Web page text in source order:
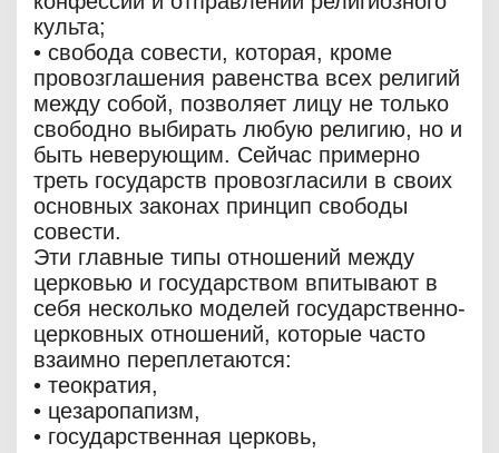
культа;
• свобода совести, которая, кроме
провозглашения равенства всех религий
между собой, позволяет лицу не только
свободно выбирать любую религию, но и
быть неверующим. Сейчас примерно
треть государств провозгласили в своих
основных законах принцип свободы
совести.
Эти главные типы отношений между
церковью и государством впитывают в
себя несколько моделей государственно-
церковных отношений, которые часто
взаимно переплетаются:
• теократия,
• цезаропапизм,
• государственная церковь,